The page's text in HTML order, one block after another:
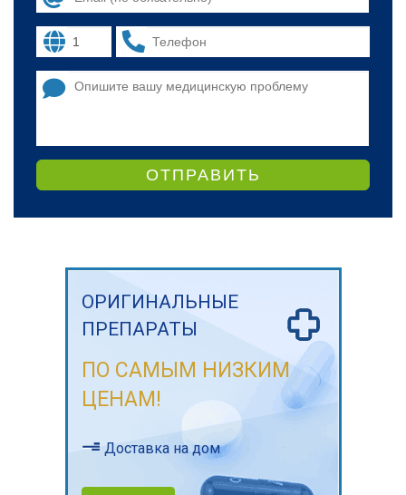
ОТПРАВИТЬ
ОРИГИНАЛЬНЫЕ
ПРЕПАРАТЫ
ПО САМЫМ НИЗКИМ
ЦЕНАМ!
Доставка на дом